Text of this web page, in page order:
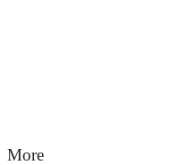
More